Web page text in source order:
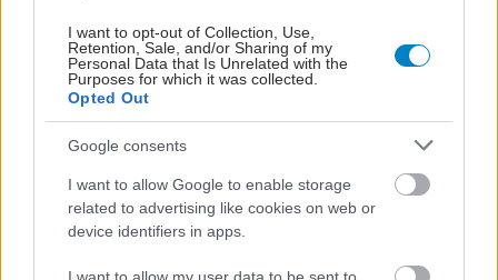
I want to opt-out of Collection, Use,
Retention, Sale, and/or Sharing of my
Personal Data that Is Unrelated with the
Purposes for which it was collected.
Opted Out
Google consents
I want to allow Google to enable storage
related to advertising like cookies on web or
device identifiers in apps.